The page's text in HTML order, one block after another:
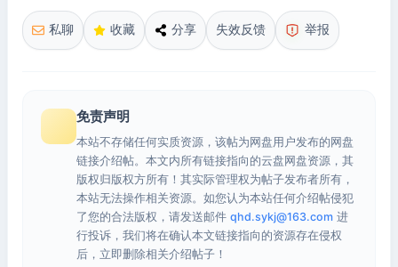
私聊 收藏 分享 失效反馈 举报
免责声明
本站不存储任何实质资源，该帖为网盘用户发布的网盘
链接介绍帖。本文内所有链接指向的云盘网盘资源，其
版权归版权方所有！其实际管理权为帖子发布者所有，
本站无法操作相关资源。如您认为本站任何介绍帖侵犯
了您的合法版权，请发送邮件 qhd.sykj@163.com 进
行投诉，我们将在确认本文链接指向的资源存在侵权
后，立即删除相关介绍帖子！